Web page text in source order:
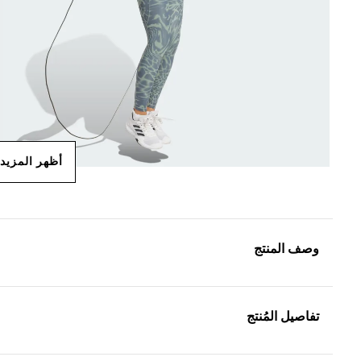
أظهر المزيد
وصف المنتج
تفاصيل المُنتج